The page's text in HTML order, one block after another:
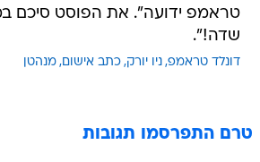
טראמפ ידועה". את הפוסט סיכם
שדה!".
דונלד טראמפ ניו יורק כתב אישום מנהטן
טרם התפרסמו תגובות